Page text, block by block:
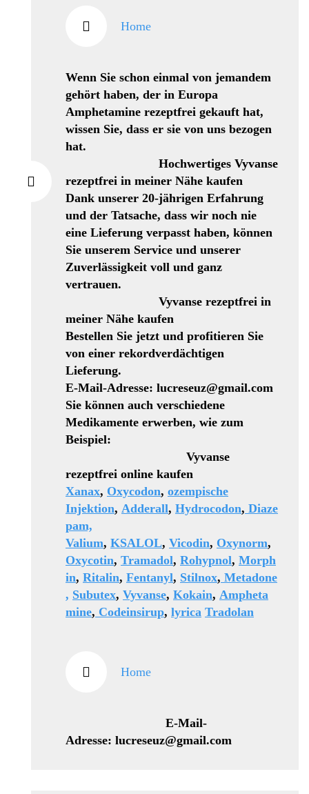
Home
Wenn Sie schon einmal von jemandem
gehört haben, der in Europa
Amphetamine rezeptfrei gekauft hat,
wissen Sie, dass er sie von uns bezogen
hat.
Hochwertiges Vyvanse
rezeptfrei in meiner Nähe kaufen
Dank unserer 20-jährigen Erfahrung
und der Tatsache, dass wir noch nie
eine Lieferung verpasst haben, können
Sie unserem Service und unserer
Zuverlässigkeit voll und ganz
vertrauen.
Vyvanse rezeptfrei in
meiner Nähe kaufen
Bestellen Sie jetzt und profitieren Sie
von einer rekordverdächtigen
Lieferung.
E-Mail-Adresse: lucreseuz@gmail.com
Sie können auch verschiedene
Medikamente erwerben, wie zum
Beispiel:
Vyvanse
rezeptfrei online kaufen
Xanax, Oxycodon, ozempische
Injektion, Adderall, Hydrocodon, Diaze
pam,
Valium, KSALOL, Vicodin, Oxynorm,
Oxycotin, Tramadol, Rohypnol, Morph
in, Ritalin, Fentanyl, Stilnox, Metadone
, Subutex, Vyvanse, Kokain, Ampheta
mine, Codeinsirup, lyrica Tradolan
Home
E-Mail-
Adresse: lucreseuz@gmail.com